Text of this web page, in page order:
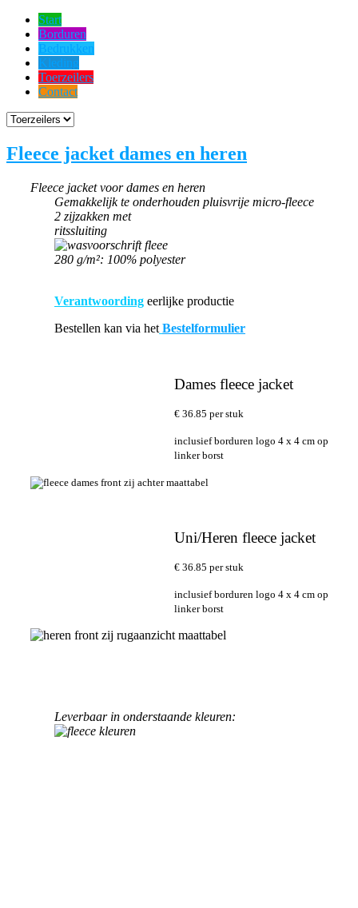
Start
Borduren
Bedrukken
Kleding
Toerzeilers
Contact
Fleece jacket dames en heren
Fleece jacket voor dames en heren
Gemakkelijk te onderhouden pluisvrije micro-fleece
2 zijzakken met
ritssluiting
280 g/m²: 100% polyester
Verantwoording eerlijke productie
Bestellen kan via het Bestelformulier
Dames fleece jacket
€ 36.85 per stuk
inclusief borduren logo 4 x 4 cm op
linker borst
Uni/Heren fleece jacket
€ 36.85 per stuk
inclusief borduren logo 4 x 4 cm op
linker borst
Leverbaar in onderstaande kleuren: